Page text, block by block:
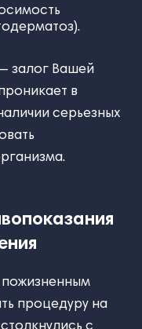
залог Вашей
в
серьезных
процедуру на
с